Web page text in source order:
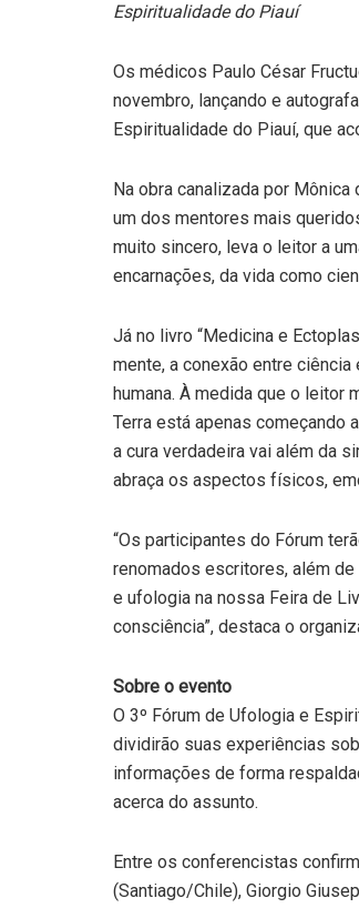
Espiritualidade do Piauí
Os médicos Paulo César
novembro, lançando e
Espiritualidade do Piauí, que
Na obra canalizada por
um dos mentores mais
muito sincero, leva o leitor a
encarnações, da vida como
Já no livro “Medicina e
mente, a conexão entre
humana. À medida que o leitor
Terra está apenas começando
a cura verdadeira vai além da
abraça os aspectos físicos,
“Os participantes do Fórum
renomados escritores, além
e ufologia na nossa Feira de
consciência”, destaca o
Sobre o evento
O 3º Fórum de Ufologia e
dividirão suas experiências
informações de forma
acerca do assunto.
Entre os conferencistas
(Santiago/Chile), Giorgio